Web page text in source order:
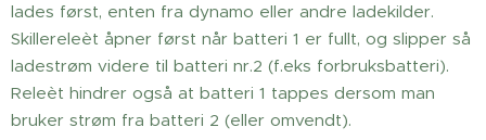
lades først, enten fra dynamo eller andre ladekilder.
Skillereleèt åpner først når batteri 1 er fullt, og slipper så
ladestrøm videre til batteri nr.2 (f.eks forbruksbatteri).
Releèt hindrer også at batteri 1 tappes dersom man
bruker strøm fra batteri 2 (eller omvendt).